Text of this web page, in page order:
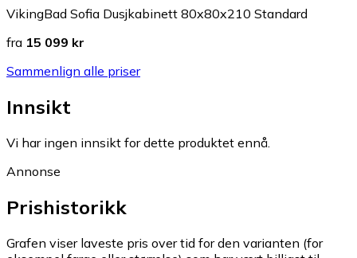
VikingBad Sofia Dusjkabinett 80x80x210 Standard
fra 15 099 kr
Sammenlign alle priser
Innsikt
Vi har ingen innsikt for dette produktet ennå.
Annonse
Prishistorikk
Grafen viser laveste pris over tid for den varianten (for